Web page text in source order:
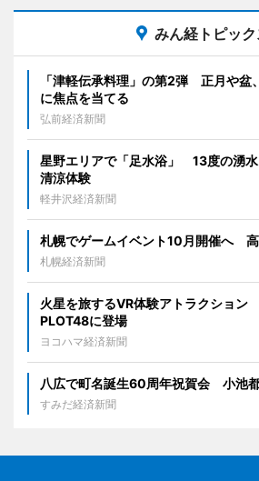
みん経トピック
「津軽伝承料理」の第2弾 正月や盆
に焦点を当てる
弘前経済新聞
星野エリアで「足水浴」 13度の湧
清涼体験
軽井沢経済新聞
札幌でゲームイベント10月開催へ
札幌経済新聞
火星を旅するVR体験アトラクショ
PLOT48に登場
ヨコハマ経済新聞
八広で町名誕生60周年祝賀会 小池
すみだ経済新聞